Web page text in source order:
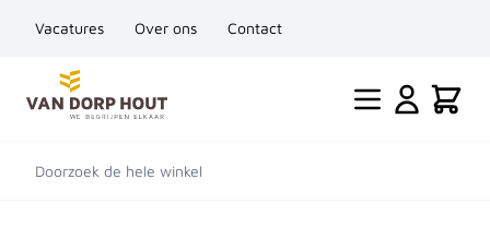
Vacatures Over ons Contact
Ga naar de inhoud
Cart
Doorzoek de hele winkel